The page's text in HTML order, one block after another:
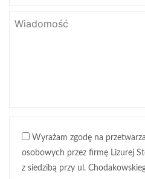
Wyrażam zgodę na
osobowych przez firmę Lizurej
z siedzibą przy ul.